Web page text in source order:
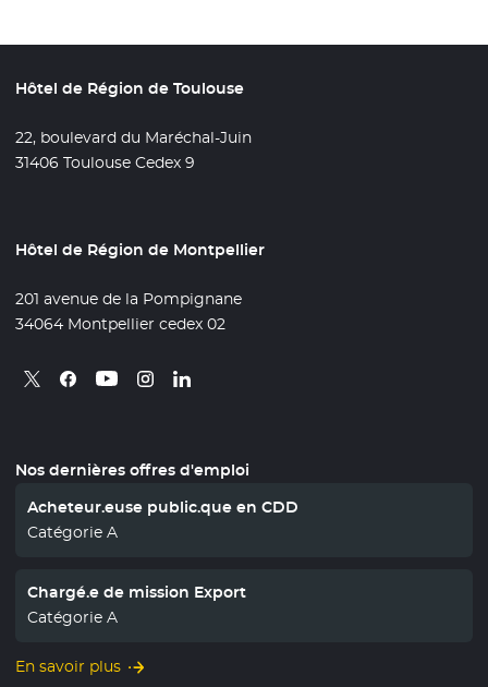
Hôtel de Région de Toulouse
22, boulevard du Maréchal-Juin
31406 Toulouse Cedex 9
Hôtel de Région de Montpellier
201 avenue de la Pompignane
34064 Montpellier cedex 02
Retrouvez nous sur X
- Nouvelle fenêtre
Retrouvez nous sur Facebook
- Nouvelle fenêtre
Retrouvez nous sur Youtube
- Nouvelle fenêtre
Retrouvez nous sur Instagram
- Nouvelle fenêtre
Retrouvez nous sur Linkedin
- Nouvelle fenêtre
Nos dernières offres d'emploi
Acheteur.euse public.que en CDD
Catégorie A
Chargé.e de mission Export
Catégorie A
En savoir plus